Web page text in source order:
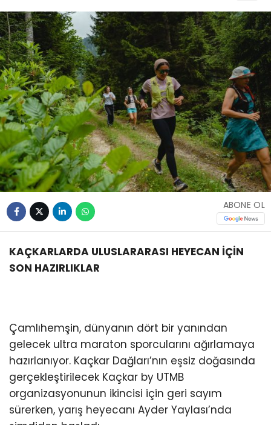
ABONE OL
KAÇKARLARDA ULUSLARARASI HEYECAN İÇİN
SON HAZIRLIKLAR
Çamlıhemşin, dünyanın dört bir yanından
gelecek ultra maraton sporcularını ağırlamaya
hazırlanıyor. Kaçkar Dağları’nın eşsiz doğasında
gerçekleştirilecek Kaçkar by UTMB
organizasyonunun ikincisi için geri sayım
sürerken, yarış heyecanı Ayder Yaylası’nda